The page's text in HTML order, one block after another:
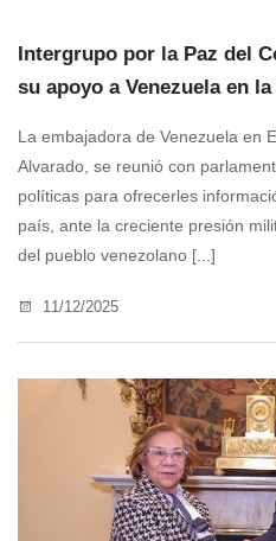
Intergrupo por la Paz del
su apoyo a Venezuela en
La embajadora de Venezuela en
Alvarado, se reunió con
políticas para ofrecerles
país, ante la creciente presión
del pueblo venezolano [...]
11/12/2025